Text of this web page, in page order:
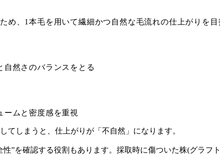
め、1本毛を用いて繊細かつ自然な毛流れの仕上がりを
自然さのバランスをとる
ームと密度感を重視
てしまうと、仕上がりが「不自然」になります。
性”を確認する役割もあります。採取時に傷ついた株(グラ